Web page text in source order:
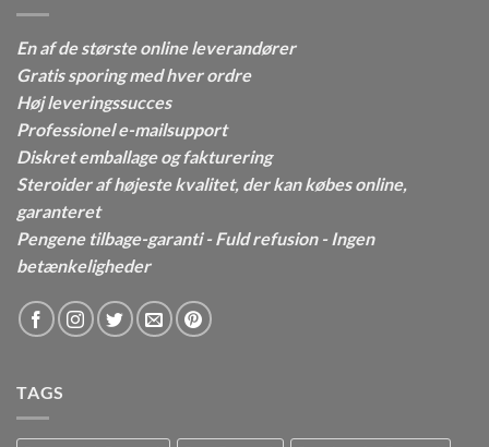
En af de største online leverandører
Gratis sporing med hver ordre
Høj leveringssucces
Professionel e-mailsupport
Diskret emballage og fakturering
Steroider af højeste kvalitet, der kan købes online,
garanteret
Pengene tilbage-garanti - Fuld refusion - Ingen
betænkeligheder
TAGS